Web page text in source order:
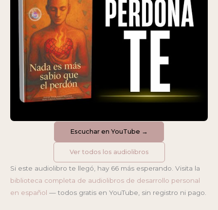
Escuchar en YouTube →
Ver todos los audiolibros
Si este audiolibro te llegó, hay 66 más esperando. Visita la
biblioteca completa de audiolibros de desarrollo personal
en español — todos gratis en YouTube, sin registro ni pago.